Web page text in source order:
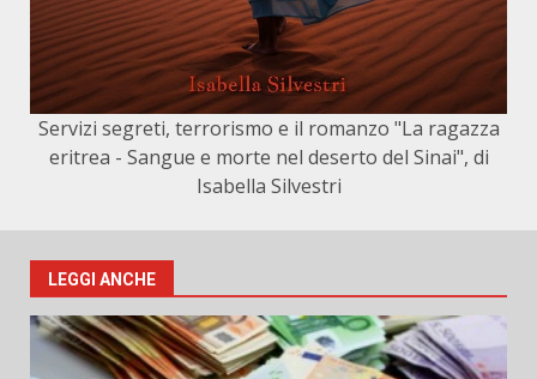
Servizi segreti, terrorismo e il romanzo "La ragazza
eritrea - Sangue e morte nel deserto del Sinai", di
Isabella Silvestri
LEGGI ANCHE